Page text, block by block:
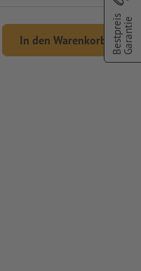
In den Warenkorb BestpreisGarantie